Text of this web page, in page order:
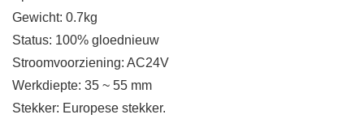
Gewicht: 0.7kg
Status: 100% gloednieuw
Stroomvoorziening: AC24V
Werkdiepte: 35 ~ 55 mm
Stekker: Europese stekker.